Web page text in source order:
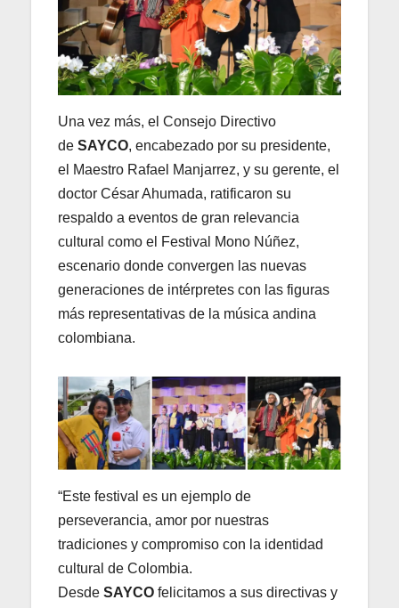
Una vez más, el Consejo Directivo
de SAYCO, encabezado por su presidente,
el Maestro Rafael Manjarrez, y su gerente, el
doctor César Ahumada, ratificaron su
respaldo a eventos de gran relevancia
cultural como el Festival Mono Núñez,
escenario donde convergen las nuevas
generaciones de intérpretes con las figuras
más representativas de la música andina
colombiana.
“Este festival es un ejemplo de
perseverancia, amor por nuestras
tradiciones y compromiso con la identidad
cultural de Colombia.
Desde SAYCO felicitamos a sus directivas y